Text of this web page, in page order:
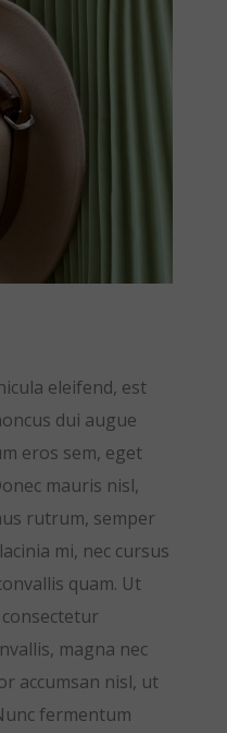
eleifend, est
dui augue
eros sem, eget
mauris nisl,
rutrum, semper
mi, nec cursus
quam. Ut
magna nec
accumsan nisl, ut
fermentum